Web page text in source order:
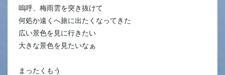
嗚呼、梅雨雲を突き抜けて
何処か遠くへ旅に出たくなってきた
広い景色を見に行きたい
大きな景色を見たいなぁ
まったくもう